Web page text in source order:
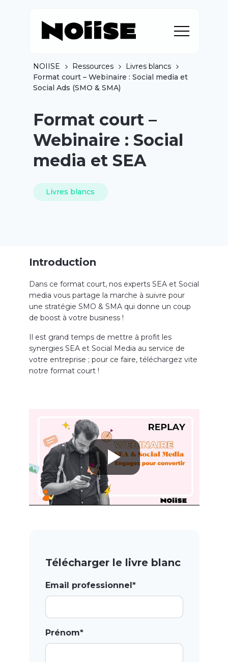
NOIISE Ressources
Livres blancs
Format court – Webinaire : Social media et
Social Ads (SMO & SMA)
Format court –
Webinaire : Social
media et SEA
Livres blancs
Introduction
Dans ce format court, nos experts SEA et Social
media vous partage la marche à suivre pour
une stratégie SMO & SMA qui donne un coup
de boost à votre business !
Il est grand temps de mettre à profit les
synergies SEA et Social Media au service de
votre entreprise ; pour ce faire, téléchargez vite
notre format court !
Télécharger le livre blanc
Email professionnel*
Prénom*